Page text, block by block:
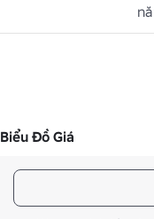
Biểu Đồ Giá